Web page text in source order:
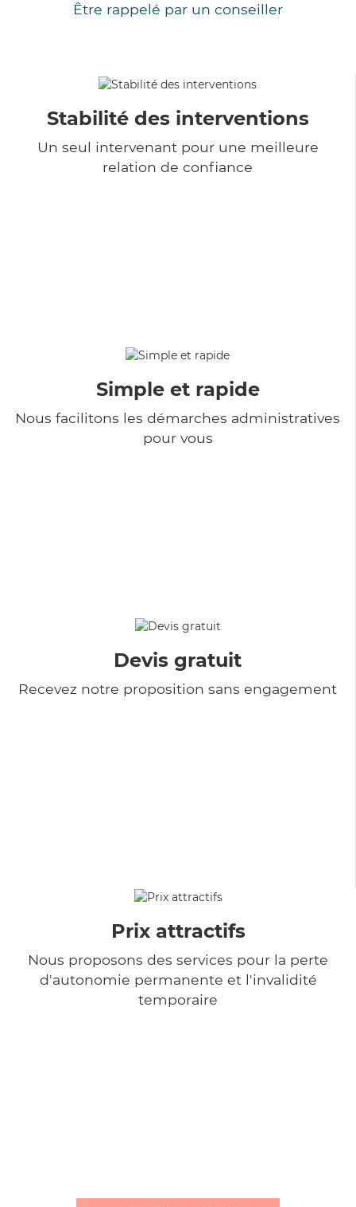
Être rappelé par un conseiller
Stabilité des interventions
Un seul intervenant pour une meilleure
relation de confiance
Simple et rapide
Nous facilitons les démarches administratives
pour vous
Devis gratuit
Recevez notre proposition sans engagement
Prix attractifs
Nous proposons des services pour la perte
d'autonomie permanente et l'invalidité
temporaire